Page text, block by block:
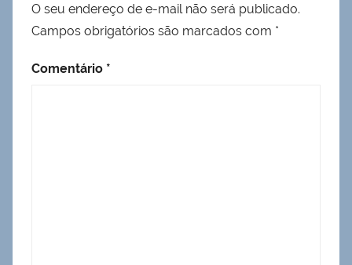
O seu endereço de e-mail não será publicado.
Campos obrigatórios são marcados com *
Comentário *